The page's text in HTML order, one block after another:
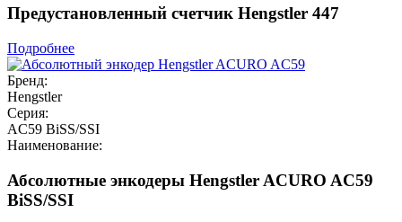
Предустановленный счетчик Hengstler 447
Подробнее
Бренд:
Hengstler
Серия:
AC59 BiSS/SSI
Наименование:
Абсолютные энкодеры Hengstler ACURO AC59
BiSS/SSI